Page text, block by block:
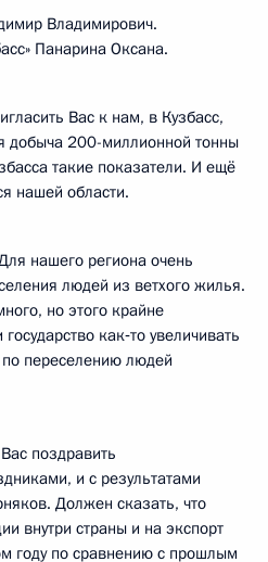
Владимирович.
Панарина Оксана.
Вас к нам, в Кузбасс,
добыча 200-миллионной тонны
такие показатели. И ещё
нашей области.
нашего региона очень
людей из ветхого жилья.
но этого крайне
как‑то увеличивать
переселению людей
поздравить
и с результатами
Должен сказать, что
внутри страны и на экспорт
году по сравнению с прошлым